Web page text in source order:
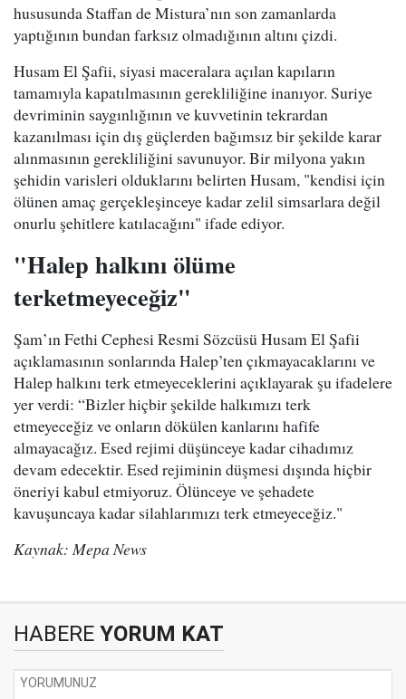
hususunda Staffan de Mistura’nın son zamanlarda
yaptığının bundan farksız olmadığının altını çizdi.
Husam El Şafii, siyasi maceralara açılan kapıların
tamamıyla kapatılmasının gerekliliğine inanıyor. Suriye
devriminin saygınlığının ve kuvvetinin tekrardan
kazanılması için dış güçlerden bağımsız bir şekilde karar
alınmasının gerekliliğini savunuyor. Bir milyona yakın
şehidin varisleri olduklarını belirten Husam, "kendisi için
ölünen amaç gerçekleşinceye kadar zelil simsarlara değil
onurlu şehitlere katılacağını" ifade ediyor.
"Halep halkını ölüme
terketmeyeceğiz"
Şam’ın Fethi Cephesi Resmi Sözcüsü Husam El Şafii
açıklamasının sonlarında Halep’ten çıkmayacaklarını ve
Halep halkını terk etmeyeceklerini açıklayarak şu ifadelere
yer verdi: “Bizler hiçbir şekilde halkımızı terk
etmeyeceğiz ve onların dökülen kanlarını hafife
almayacağız. Esed rejimi düşünceye kadar cihadımız
devam edecektir. Esed rejiminin düşmesi dışında hiçbir
öneriyi kabul etmiyoruz. Ölünceye ve şehadete
kavuşuncaya kadar silahlarımızı terk etmeyeceğiz."
Kaynak: Mepa News
HABERE YORUM KAT